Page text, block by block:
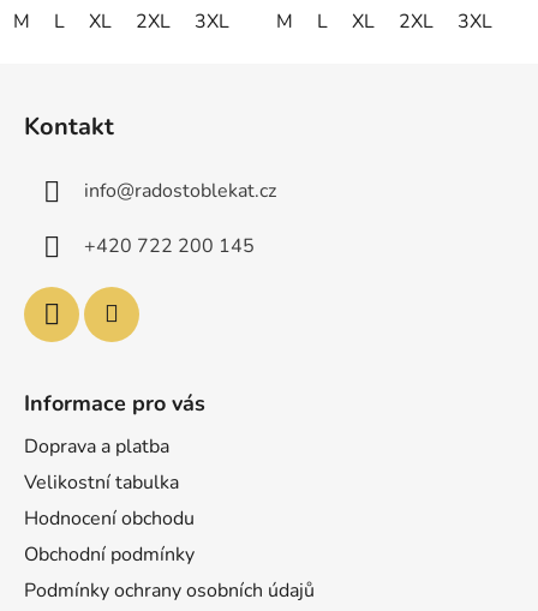
M L XL 2XL 3XL M L XL 2XL 3XL
Kontakt
info@radostoblekat.cz
+420 722 200 145
Informace pro vás
Doprava a platba
Velikostní tabulka
Hodnocení obchodu
Obchodní podmínky
Podmínky ochrany osobních údajů